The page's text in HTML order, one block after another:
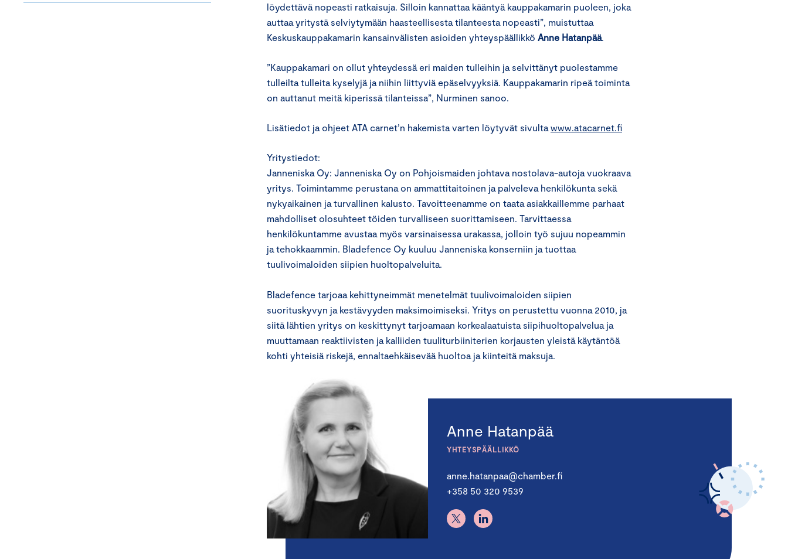
löydettävä nopeasti ratkaisuja. Silloin kannattaa kääntyä kauppakamarin puoleen, joka
auttaa yritystä selviytymään haasteellisesta tilanteesta nopeasti”, muistuttaa
Keskuskauppakamarin kansainvälisten asioiden yhteyspäällikkö Anne Hatanpää.
”Kauppakamari on ollut yhteydessä eri maiden tulleihin ja selvittänyt puolestamme
tulleilta tulleita kyselyjä ja niihin liittyviä epäselvyyksiä. Kauppakamarin ripeä toiminta
on auttanut meitä kiperissä tilanteissa”, Nurminen sanoo.
Lisätiedot ja ohjeet ATA carnet’n hakemista varten löytyvät sivulta www.atacarnet.fi
Yritystiedot:
Janneniska Oy: Janneniska Oy on Pohjoismaiden johtava nostolava-autoja vuokraava
yritys. Toimintamme perustana on ammattitaitoinen ja palveleva henkilökunta sekä
nykyaikainen ja turvallinen kalusto. Tavoitteenamme on taata asiakkaillemme parhaat
mahdolliset olosuhteet töiden turvalliseen suorittamiseen. Tarvittaessa
henkilökuntamme avustaa myös varsinaisessa urakassa, jolloin työ sujuu nopeammin
ja tehokkaammin. Bladefence Oy kuuluu Janneniska konserniin ja tuottaa
tuulivoimaloiden siipien huoltopalveluita.
Bladefence tarjoaa kehittyneimmät menetelmät tuulivoimaloiden siipien
suorituskyvyn ja kestävyyden maksimoimiseksi. Yritys on perustettu vuonna 2010, ja
siitä lähtien yritys on keskittynyt tarjoamaan korkealaatuista siipihuoltopalvelua ja
muuttamaan reaktiivisten ja kalliiden tuuliturbiiniterien korjausten yleistä käytäntöä
kohti yhteisiä riskejä, ennaltaehkäisevää huoltoa ja kiinteitä maksuja.
Anne Hatanpää
YHTEYSPÄÄLLIKKÖ
anne.hatanpaa@chamber.fi
+358 50 320 9539